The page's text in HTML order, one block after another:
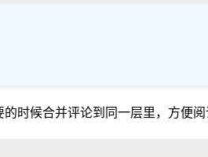
时候合并评论到同一层里，方便